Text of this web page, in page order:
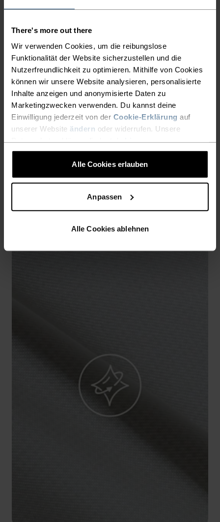
There's more out there
Wir verwenden Cookies, um die reibungslose
Funktionalität der Website sicherzustellen und die
Nutzerfreundlichkeit zu optimieren. Mithilfe von Cookies
können wir unsere Website analysieren, personalisierte
Inhalte anzeigen und anonymisierte Daten zu
Marketingzwecken verwenden. Du kannst deine
Einwilligung jederzeit von der Cookie-Erklärung auf
unserer Website ändern oder widerrufen. Unsere
Alle Cookies erlauben
Anpassen
Alle Cookies ablehnen
"Bequem und vielseitig fürs
Workout und die Erholung
danach. Dieses Set trage ich
den ganzen Winter über."
Hélène Uzabiaga, reawakened Athletin
PRODUKTVORTEILE